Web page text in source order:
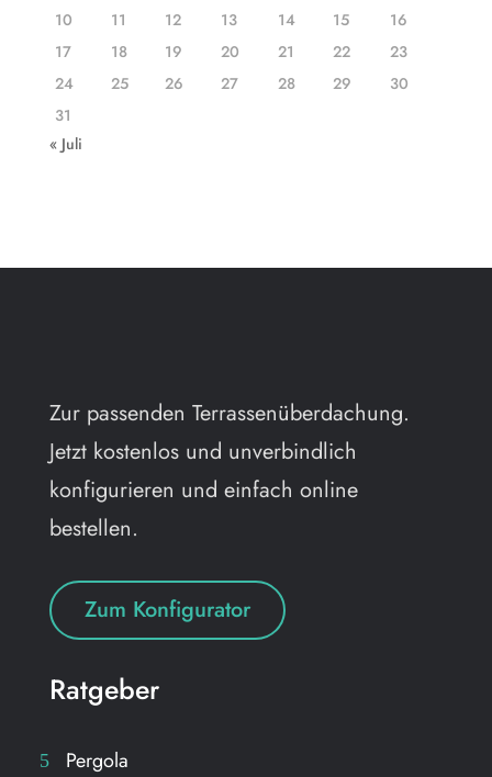
10
11 12 13 14 15
16
17
18 19 20 21 22
23
24
25 26 27 28 29
30
31
« Juli
Zur passenden Terrassenüberdachung.
Jetzt kostenlos und unverbindlich
konfigurieren und einfach online
bestellen.
Zum Konfigurator
Ratgeber
Pergola